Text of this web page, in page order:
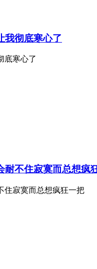
我彻底寒心了
底寒心了
耐不住寂寞而总想疯
住寂寞而总想疯狂一把